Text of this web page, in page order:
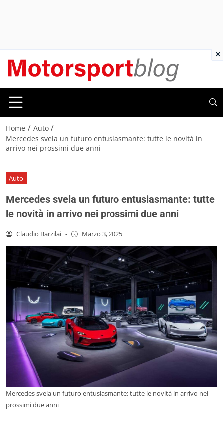
Home / Auto /
Mercedes svela un futuro entusiasmante: tutte le novità in
arrivo nei prossimi due anni
Auto
Mercedes svela un futuro entusiasmante: tutte
le novità in arrivo nei prossimi due anni
Claudio Barzilai - Marzo 3, 2025
Mercedes svela un futuro entusiasmante: tutte le novità in arrivo nei
prossimi due anni
×